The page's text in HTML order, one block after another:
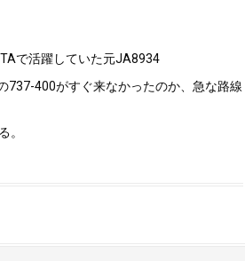
で活躍していた元JA8934
737-400がすぐ来なかったのか、急な路線
。